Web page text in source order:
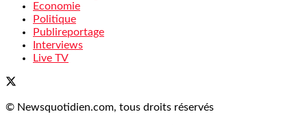
Economie
Politique
Publireportage
Interviews
Live TV
© Newsquotidien.com, tous droits réservés